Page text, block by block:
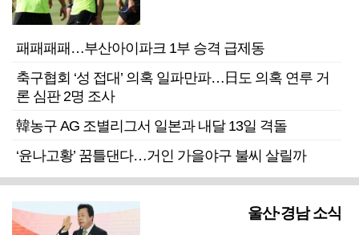
패패패패…부산아이파크 1부 승격 급제동
축구협회 ‘성 접대’ 의혹 일파만파…日도 의혹 연루 거
론 심판 2명 조사
韓농구 AG 조별리그서 일본과 내달 13일 격돌
‘윤나고황’ 꿈틀댄다…거인 가을야구 불씨 살릴까
울산·경남 소식